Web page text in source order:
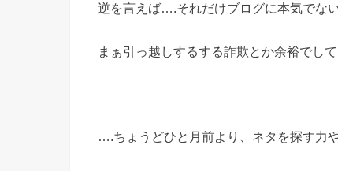
逆を言えば….それだけブログに本気でな
まぁ引っ越しするする詐欺とか余裕でし
….ちょうどひと月前より、ネタを探す力